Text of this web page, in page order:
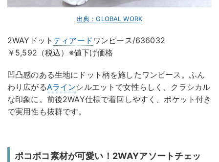
出典：GLOBAL WORK
2WAYドット ティアード ワンピース/636032
￥5,592（税込）※値下げ価格
凹凸感のある生地にドット柄を施したワンピース。ふん
わり広がるAラインシルエットで女性らしく、クラシカル
な印象に。前後2WAY仕様で着回しやすく、ポケット付き
で実用性も抜群です。
ポコポコ素材が可愛い！2WAYアソートチェッ